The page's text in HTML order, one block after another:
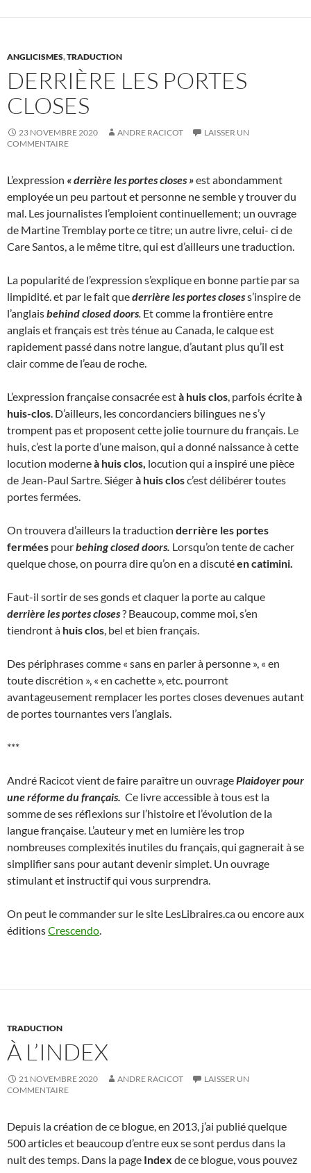
ANGLICISMES,TRADUCTION
DERRIÈRE LES PORTES
CLOSES
23 NOVEMBRE 2020 ANDRE RACICOT
LAISSER UN
COMMENTAIRE
L’expression « derrière les portes closes »est abondamment
employée un peu partout et personne ne semble y trouver du
mal. Les journalistes l’emploient continuellement; un ouvrage
de Martine Tremblay porte ce titre; un autre livre, celui- ci de
Care Santos, a le même titre, qui est d’ailleurs une traduction.
La popularité de l’expression s’explique en bonne partie par sa
limpidité. et par le fait quederrière les portes closess’inspire de
l’anglaisbehind closed doors. Et comme la frontière entre
anglais et français est très ténue au Canada, le calque est
rapidement passé dans notre langue, d’autant plus qu’il est
clair comme de l’eau de roche.
L’expression française consacrée està huis clos, parfois écriteà
huis-clos. D’ailleurs, les concordanciers bilingues ne s’y
trompent pas et proposent cette jolie tournure du français. Le
huis, c’est la porte d’une maison, qui a donné naissance à cette
locution moderneà huis clos, locution qui a inspiré une pièce
de Jean-Paul Sartre. Siégerà huis closc’est délibérer toutes
portes fermées.
On trouvera d’ailleurs la traduction derrière les portes
fermées pourbehing closed doors. Lorsqu’on tente de cacher
quelque chose, on pourra dire qu’on en a discutéen catimini.
Faut-il sortir de ses gonds et claquer la porte au calque
derrière les portes closes? Beaucoup, comme moi, s’en
tiendront à huis clos, bel et bien français.
Des périphrases comme « sans en parler à personne », « en
toute discrétion », « en cachette », etc. pourront
avantageusement remplacer les portes closes devenues autant
de portes tournantes vers l’anglais.
***
André Racicot vient de faire paraître un ouvragePlaidoyer pour
une réforme du français. Ce livre accessible à tous est la
somme de ses réflexions sur l’histoire et l’évolution de la
langue française. L’auteur y met en lumière les trop
nombreuses complexités inutiles du français, qui gagnerait à se
simplifier sans pour autant devenir simplet. Un ouvrage
stimulant et instructif qui vous surprendra.
On peut le commander sur le site LesLibraires.ca ou encore aux
éditionsCrescendo.
TRADUCTION
À L’INDEX
21 NOVEMBRE 2020 ANDRE RACICOT
LAISSER UN
COMMENTAIRE
Depuis la création de ce blogue, en 2013, j’ai publié quelque
500 articles et beaucoup d’entre eux se sont perdus dans la
nuit des temps. Dans la page Index de ce blogue, vous pouvez